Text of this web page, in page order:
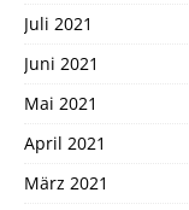
Juli 2021
Juni 2021
Mai 2021
April 2021
März 2021